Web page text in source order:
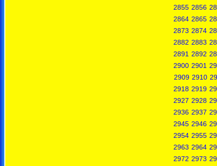
2855 2856
2864 2865
2873 2874
2882 2883
2891 2892
2900 2901
2909 2910
2918 2919
2927 2928
2936 2937
2945 2946
2954 2955
2963 2964
2972 2973